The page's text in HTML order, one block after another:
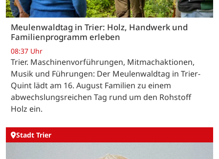
Meulenwaldtag in Trier: Holz, Handwerk und
Familienprogramm erleben
08:37 Uhr
Trier. Maschinenvorführungen, Mitmachaktionen,
Musik und Führungen: Der Meulenwaldtag in Trier-
Quint lädt am 16. August Familien zu einem
abwechslungsreichen Tag rund um den Rohstoff
Holz ein.
Stadt Trier